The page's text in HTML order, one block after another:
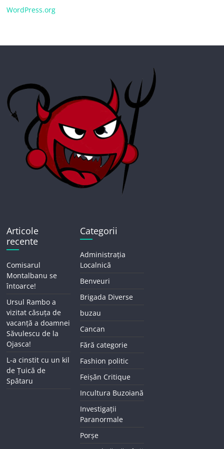
WordPress.org
Articole
recente
Comisarul
Montalbanu se
întoarce!
Ursul Rambo a
vizitat căsuța de
vacanță a doamnei
Săvulescu de la
Ojasca!
L-a cinstit cu un kil
de Țuică de
Spătaru
Categorii
Administrația
Localnică
Benveuri
Brigada Diverse
buzau
Cancan
Fără categorie
Fashion politic
Feișăn Critique
Incultura Buzoiană
Investigații
Paranormale
Porșe